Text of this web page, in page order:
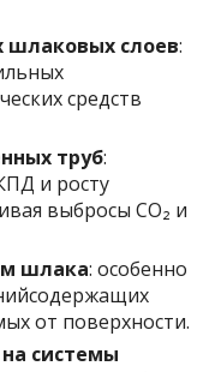
шлаковых слоев:
средств
труб:
и росту
выбросы СО₂ и
шлака: особенно
от поверхности.
системы